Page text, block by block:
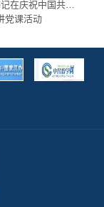
党课活动